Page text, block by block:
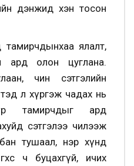
дэнжид хэн тосон
ялалт,
ард олон цуглана.
чин сэтгэлийн
л хүргэж чадах нь
тамирчдыг ард
сэтгэлээ чилээж
тушаал, нэр хүнд
ч буцахгүй, ичих